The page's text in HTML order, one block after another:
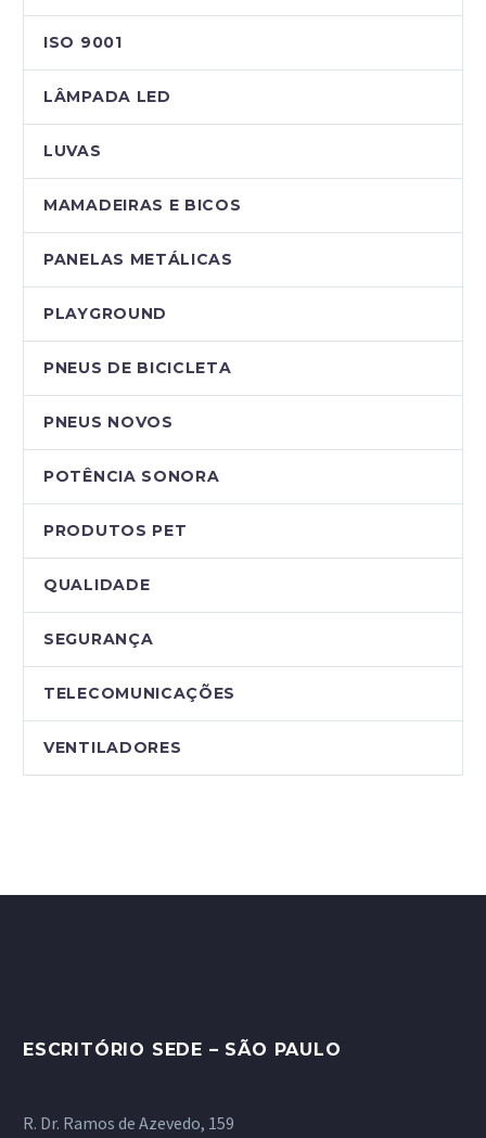
ISO 9001
LÂMPADA LED
LUVAS
MAMADEIRAS E BICOS
PANELAS METÁLICAS
PLAYGROUND
PNEUS DE BICICLETA
PNEUS NOVOS
POTÊNCIA SONORA
PRODUTOS PET
QUALIDADE
SEGURANÇA
TELECOMUNICAÇÕES
VENTILADORES
ESCRITÓRIO SEDE – SÃO PAULO
R. Dr. Ramos de Azevedo, 159